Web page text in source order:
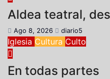
Aldea teatral,
Ago 8, 2026 diario5
Iglesia Cultura Culto
En todas partes